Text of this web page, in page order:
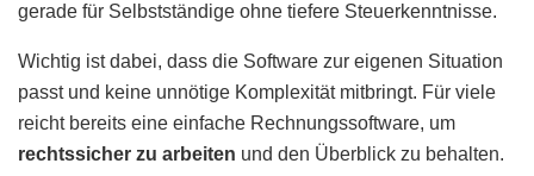
gerade für Selbstständige ohne tiefere Steuerkenntnisse.
Wichtig ist dabei, dass die Software zur eigenen Situation
passt und keine unnötige Komplexität mitbringt. Für viele
reicht bereits eine einfache Rechnungssoftware, um
rechtssicher zu arbeiten und den Überblick zu behalten.